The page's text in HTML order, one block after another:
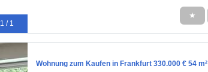
1 / 1
★
Wohnung zum Kaufen in Frankfurt 330.000 € 54 m²